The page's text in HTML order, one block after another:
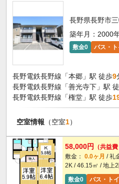
長野県長野市
築年月：2000
敷金0 バス・ト
長野電鉄長野線「本郷」駅 徒歩9
長野電鉄長野線「善光寺下」駅
長野電鉄長野線「権堂」駅 徒歩
空室情報 （空室1）
58,000円
（共益
敷金： 0.0ヶ月 / 礼
2K / 46.15㎡ / 地上
敷金0
バス・ト